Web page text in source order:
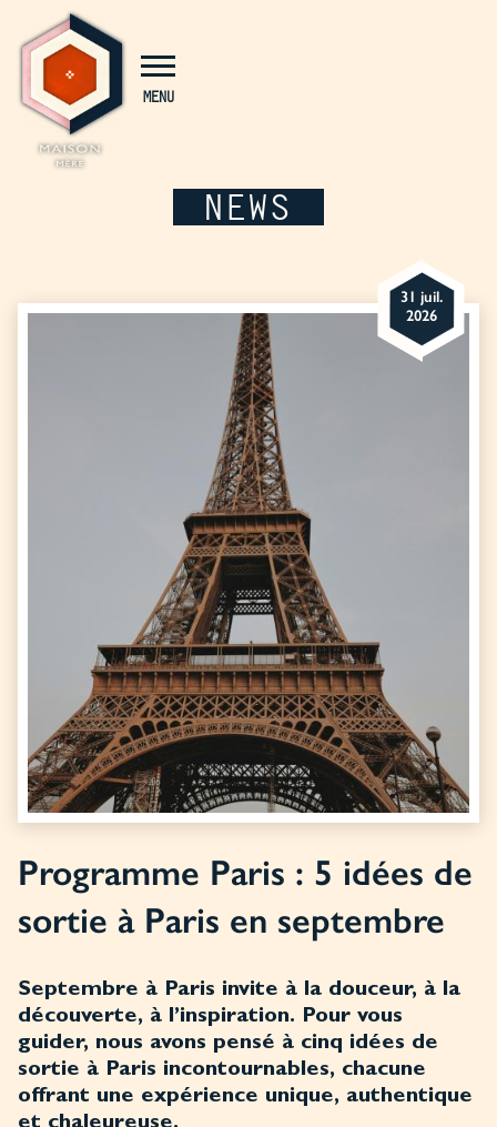
MENU
NEWS
Programme Paris : 5 idées de
sortie à Paris en septembre
Septembre à Paris invite à la douceur, à la
découverte, à l’inspiration. Pour vous
guider, nous avons pensé à cinq idées de
sortie à Paris incontournables, chacune
offrant une expérience unique, authentique
31 juil.
2026
Panneau de gestion des cookies